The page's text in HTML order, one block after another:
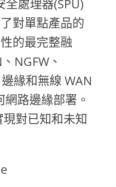
處理器(SPU)
對單點產品的
的最完整融
NGFW、
緣和無線 WAN
路邊緣部署。
對已知和未知